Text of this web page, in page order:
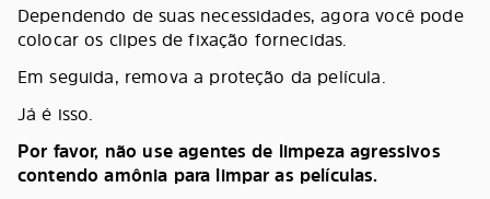
Dependendo de suas necessidades, agora você pode
colocar os clipes de fixação fornecidas.
Em seguida, remova a proteção da película.
Já é isso.
Por favor, não use agentes de limpeza agressivos
contendo amônia para limpar as películas.